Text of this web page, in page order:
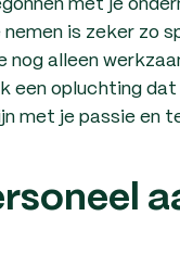
is zeker zo
nog alleen
een opluchting
met je passie